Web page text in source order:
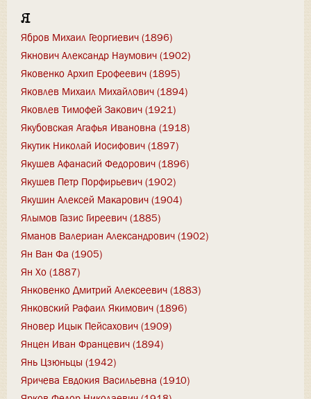
Я
Ябров Михаил Георгиевич (1896)
Якнович Александр Наумович (1902)
Яковенко Архип Ерофеевич (1895)
Яковлев Михаил Михайлович (1894)
Яковлев Тимофей Закович (1921)
Якубовская Агафья Ивановна (1918)
Якутик Николай Иосифович (1897)
Якушев Афанасий Федорович (1896)
Якушев Петр Порфирьевич (1902)
Якушин Алексей Макарович (1904)
Ялымов Газис Гиреевич (1885)
Яманов Валериан Александрович (1902)
Ян Ван Фа (1905)
Ян Хо (1887)
Янковенко Дмитрий Алексеевич (1883)
Янковский Рафаил Якимович (1896)
Яновер Ицык Пейсахович (1909)
Янцен Иван Францевич (1894)
Янь Цзюньцы (1942)
Яричева Евдокия Васильевна (1910)